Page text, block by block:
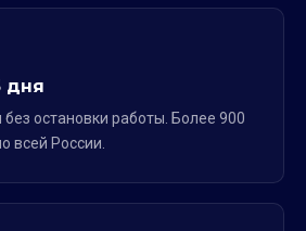
дня
остановки работы. Более 900
всей России.